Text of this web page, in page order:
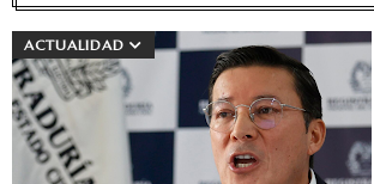
ACTUALIDAD